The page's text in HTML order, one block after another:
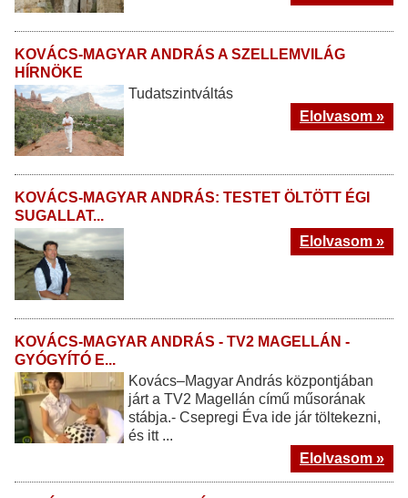
KOVÁCS-MAGYAR ANDRÁS A SZELLEMVILÁG
HÍRNÖKE
Tudatszintváltás
Elolvasom »
KOVÁCS-MAGYAR ANDRÁS: TESTET ÖLTÖTT ÉGI
SUGALLAT...
Elolvasom »
KOVÁCS-MAGYAR ANDRÁS - TV2 MAGELLÁN -
GYÓGYÍTÓ E...
Kovács–Magyar András központjában
járt a TV2 Magellán című műsorának
stábja.- Csepregi Éva ide jár töltekezni,
és itt ...
Elolvasom »